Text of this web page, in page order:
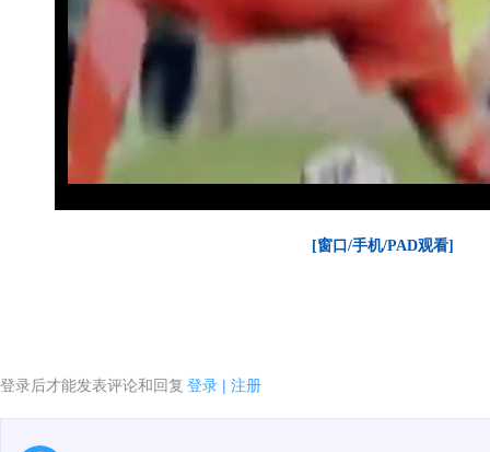
[窗口/手机/PAD观看]
登录后才能发表评论和回复 登录 | 注册